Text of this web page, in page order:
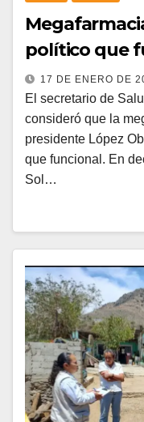
político que
17 DE ENERO DE
El secretario de
consideró que la
presidente López
que funcional. En
Sol…